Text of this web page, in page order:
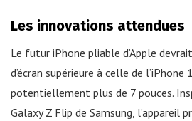
Les innovations attendues
Le futur iPhone pliable d’Apple
d’écran supérieure à celle de
potentiellement plus de 7 pouces.
Galaxy Z Flip de Samsung, l’appareil